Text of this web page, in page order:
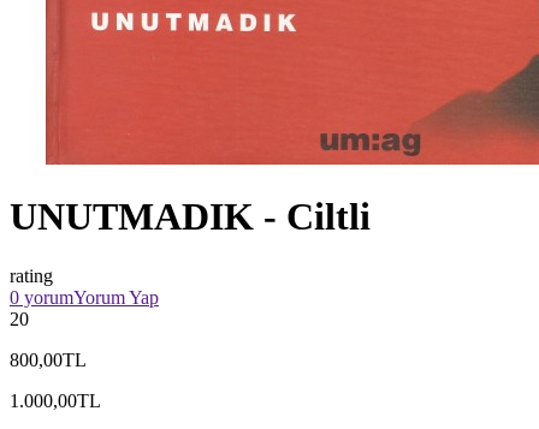
UNUTMADIK - Ciltli
rating
0 yorumYorum Yap
20
800,00TL
1.000,00TL